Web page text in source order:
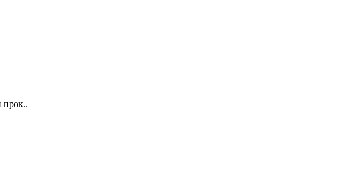
прок..